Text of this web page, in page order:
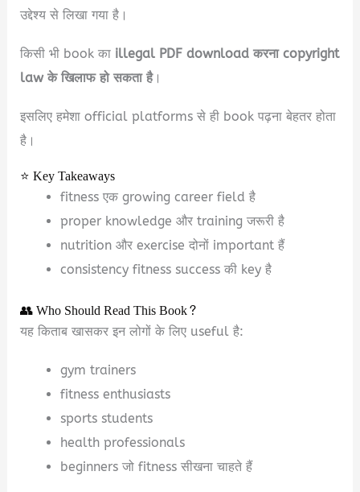
उद्देश्य से लिखा गया है।
किसी भी book का illegal PDF download करना copyright
law के खिलाफ हो सकता है।
इसलिए हमेशा official platforms से ही book पढ़ना बेहतर होता
है।
⭐ Key Takeaways
fitness एक growing career field है
proper knowledge और training जरूरी है
nutrition और exercise दोनों important हैं
consistency fitness success की key है
👥 Who Should Read This Book?
यह किताब खासकर इन लोगों के लिए useful है:
gym trainers
fitness enthusiasts
sports students
health professionals
beginners जो fitness सीखना चाहते हैं